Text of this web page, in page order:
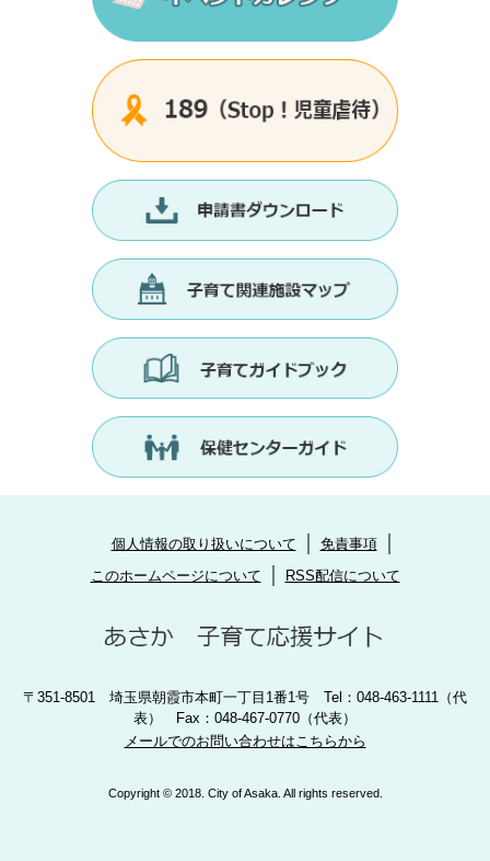
個人情報の取り扱いについて
免責事項
このホームページについて
RSS配信について
〒351-8501 埼玉県朝霞市本町一丁目1番1号 Tel：048-463-1111（代
表） Fax：048-467-0770（代表）
メールでのお問い合わせはこちらから
Copyright © 2018. City of Asaka. All rights reserved.